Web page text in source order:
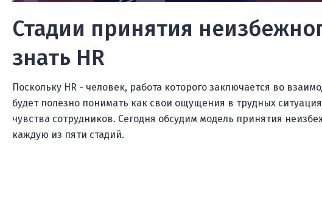
Стадии принятия
знать HR
Поскольку HR - человек, работа которого заключается во
будет полезно понимать как свои ощущения в трудных
чувства сотрудников. Сегодня обсудим модель принятия
каждую из пяти стадий.